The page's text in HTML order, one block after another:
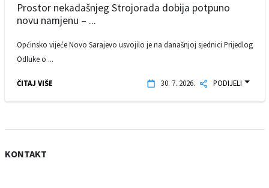
Prostor nekadašnjeg Strojorada dobija potpuno
novu namjenu – ...
Općinsko vijeće Novo Sarajevo usvojilo je na današnjoj sjednici Prijedlog
Odluke o ...
ČITAJ VIŠE 30. 7. 2026. PODIJELI
KONTAKT